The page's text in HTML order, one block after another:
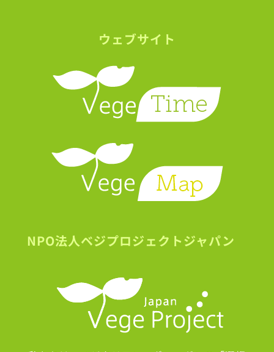
ウェブサイト
NPO法人ベジプロジェクトジャパン